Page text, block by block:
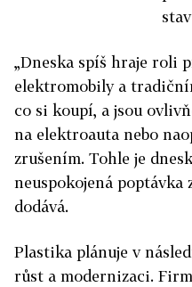
„Dneska spíš hraje roli
elektromobily a
co si koupí, a jsou
na elektroauta nebo
zrušením. Tohle je
neuspokojená poptávka
dodává.
Plastika plánuje v
růst a modernizaci.